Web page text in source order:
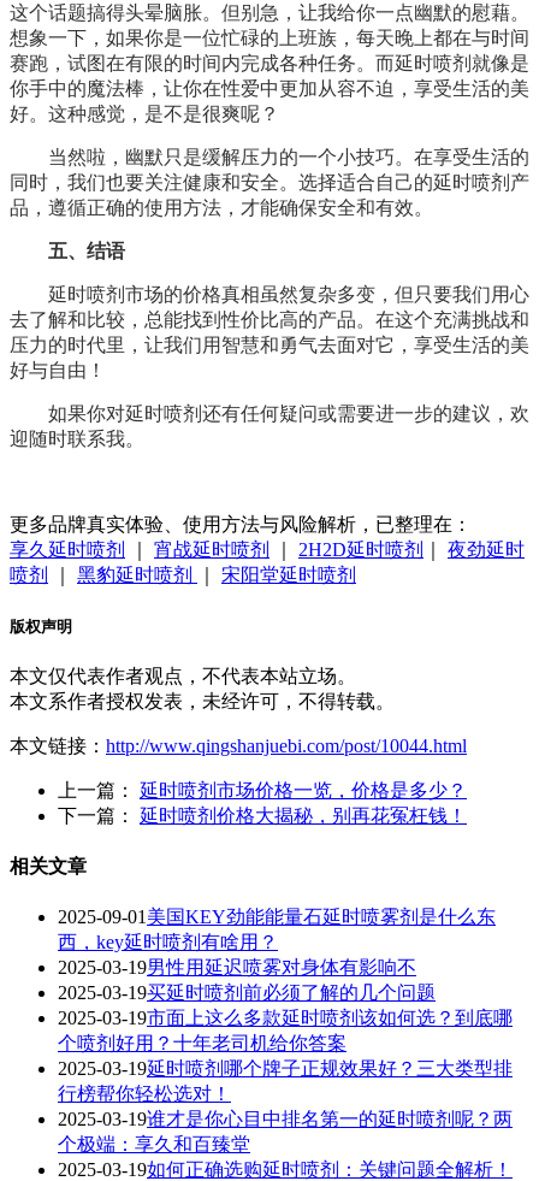
这个话题搞得头晕脑胀。但别急，让我给你一点幽默的慰藉。
想象一下，如果你是一位忙碌的上班族，每天晚上都在与时间
赛跑，试图在有限的时间内完成各种任务。而延时喷剂就像是
你手中的魔法棒，让你在性爱中更加从容不迫，享受生活的美
好。这种感觉，是不是很爽呢？
当然啦，幽默只是缓解压力的一个小技巧。在享受生活的
同时，我们也要关注健康和安全。选择适合自己的延时喷剂产
品，遵循正确的使用方法，才能确保安全和有效。
五、结语
延时喷剂市场的价格真相虽然复杂多变，但只要我们用心
去了解和比较，总能找到性价比高的产品。在这个充满挑战和
压力的时代里，让我们用智慧和勇气去面对它，享受生活的美
好与自由！
如果你对延时喷剂还有任何疑问或需要进一步的建议，欢
迎随时联系我。
更多品牌真实体验、使用方法与风险解析，已整理在：
享久延时喷剂
宵战延时喷剂 2H2D延时喷剂
夜劲延时
喷剂
黑豹延时喷剂 宋阳堂延时喷剂
版权声明
本文仅代表作者观点，不代表本站立场。
本文系作者授权发表，未经许可，不得转载。
本文链接： http://www.qingshanjuebi.com/post/10044.html
上一篇： 延时喷剂市场价格一览，价格是多少？
下一篇： 延时喷剂价格大揭秘，别再花冤枉钱！
相关文章
2025-09-01 美国KEY劲能能量石延时喷雾剂是什么东
西，key延时喷剂有啥用？
2025-03-19男性用延迟喷雾对身体有影响不
2025-03-19买延时喷剂前必须了解的几个问题
2025-03-19市面上这么多款延时喷剂该如何选？到底哪
个喷剂好用？十年老司机给你答案
2025-03-19延时喷剂哪个牌子正规效果好？三大类型排
行榜帮你轻松选对！
2025-03-19谁才是你心目中排名第一的延时喷剂呢？两
个极端：享久和百臻堂
2025-03-19如何正确选购延时喷剂：关键问题全解析！